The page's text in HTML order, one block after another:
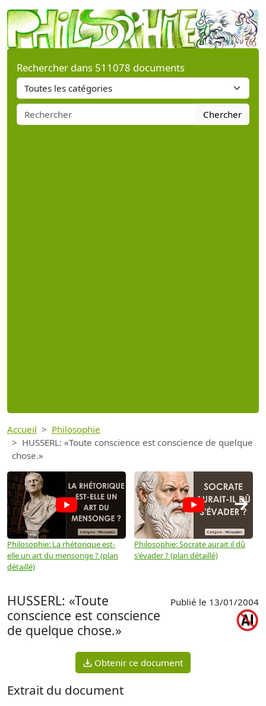
Rechercher dans 511078 documents
Chercher
Accueil
Philosophie
HUSSERL: «Toute conscience est conscience de quelque
chose.»
Philosophie: La rhétorique est-
elle un art du mensonge ? (plan
détaillé)
Philosophie: Socrate aurait il dû
s'évader ? (plan détaillé)
→
HUSSERL: «Toute
conscience est conscience
de quelque chose.»
Publié le 13/01/2004
Obtenir ce document
Extrait du document